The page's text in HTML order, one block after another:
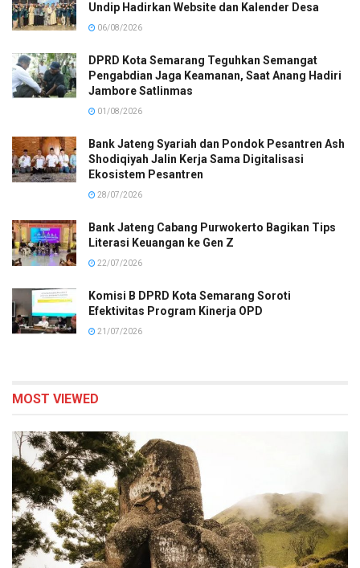
Undip Hadirkan Website dan Kalender Desa
06/08/2026
DPRD Kota Semarang Teguhkan Semangat
Pengabdian Jaga Keamanan, Saat Anang Hadiri
Jambore Satlinmas
01/08/2026
Bank Jateng Syariah dan Pondok Pesantren Ash
Shodiqiyah Jalin Kerja Sama Digitalisasi
Ekosistem Pesantren
28/07/2026
Bank Jateng Cabang Purwokerto Bagikan Tips
Literasi Keuangan ke Gen Z
22/07/2026
Komisi B DPRD Kota Semarang Soroti
Efektivitas Program Kinerja OPD
21/07/2026
MOST VIEWED